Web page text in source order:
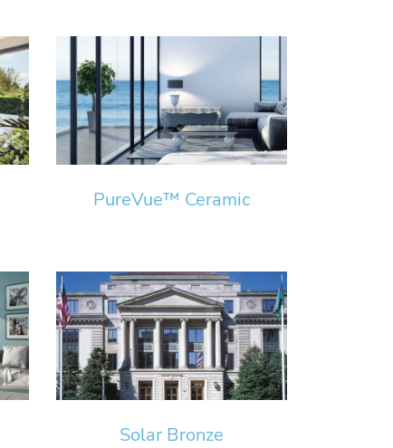
PureVue™ Ceramic
Solar Bronze